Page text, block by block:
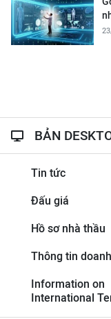
BẢN
Tin tức
Đấu giá
Hồ sơ nhà thầu
Thông tin
Information on
International